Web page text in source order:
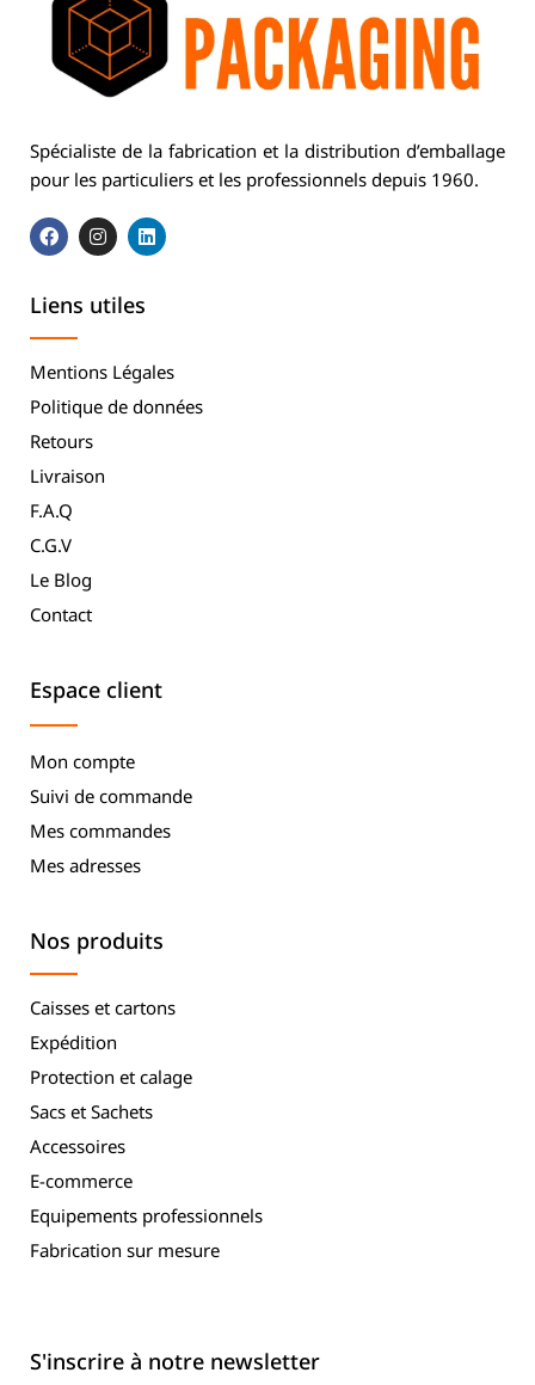
Spécialiste de la fabrication et la distribution d’emballage
pour les particuliers et les professionnels depuis 1960.
Liens utiles
Mentions Légales
Politique de données
Retours
Livraison
F.A.Q
C.G.V
Le Blog
Contact
Espace client
Mon compte
Suivi de commande
Mes commandes
Mes adresses
Nos produits
Caisses et cartons
Expédition
Protection et calage
Sacs et Sachets
Accessoires
E-commerce
Equipements professionnels
Fabrication sur mesure
S'inscrire à notre newsletter